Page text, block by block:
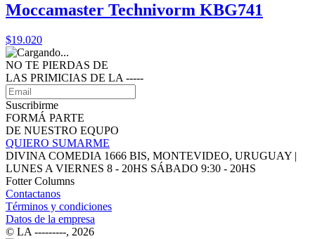
Moccamaster Technivorm KBG741
$19.020
NO TE PIERDAS DE
LAS PRIMICIAS DE LA ‑‑‑‑‑
Suscribirme
FORMÁ PARTE
DE NUESTRO EQUPO
QUIERO SUMARME
DIVINA COMEDIA 1666 BIS, MONTEVIDEO, URUGUAY |
LUNES A VIERNES 8 - 20HS SÁBADO 9:30 - 20HS
Fotter Columns
Contactanos
Términos y condiciones
Datos de la empresa
© LA ‑‑‑‑‑‑‑‑‑, 2026